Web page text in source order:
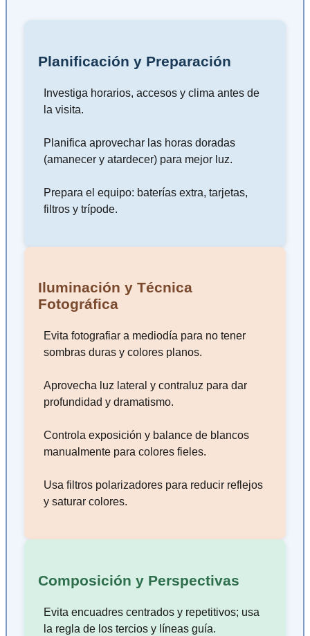
Planificación y Preparación
Investiga horarios, accesos y clima antes de
la visita.
Planifica aprovechar las horas doradas
(amanecer y atardecer) para mejor luz.
Prepara el equipo: baterías extra, tarjetas,
filtros y trípode.
Iluminación y Técnica
Fotográfica
Evita fotografiar a mediodía para no tener
sombras duras y colores planos.
Aprovecha luz lateral y contraluz para dar
profundidad y dramatismo.
Controla exposición y balance de blancos
manualmente para colores fieles.
Usa filtros polarizadores para reducir reflejos
y saturar colores.
Composición y Perspectivas
Evita encuadres centrados y repetitivos; usa
la regla de los tercios y líneas guía.